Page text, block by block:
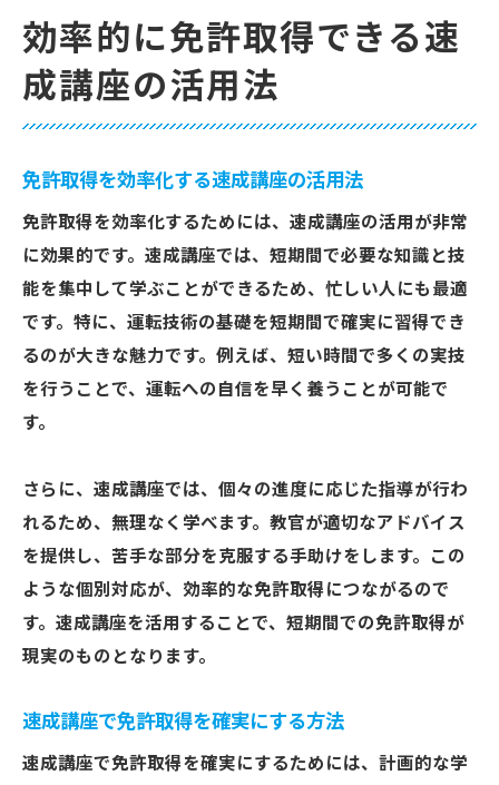
効率的に免許取得できる速
成講座の活用法
免許取得を効率化する速成講座の活用法
免許取得を効率化するためには、速成講座の活用が非常
に効果的です。速成講座では、短期間で必要な知識と技
能を集中して学ぶことができるため、忙しい人にも最適
です。特に、運転技術の基礎を短期間で確実に習得でき
るのが大きな魅力です。例えば、短い時間で多くの実技
を行うことで、運転への自信を早く養うことが可能で
す。
さらに、速成講座では、個々の進度に応じた指導が行わ
れるため、無理なく学べます。教官が適切なアドバイス
を提供し、苦手な部分を克服する手助けをします。この
ような個別対応が、効率的な免許取得につながるので
す。速成講座を活用することで、短期間での免許取得が
現実のものとなります。
速成講座で免許取得を確実にする方法
速成講座で免許取得を確実にするためには、計画的な学